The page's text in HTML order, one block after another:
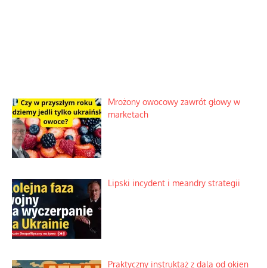
Mrożony owocowy zawrót głowy w
marketach
Lipski incydent i meandry strategii
Praktyczny instruktaż z dala od okien